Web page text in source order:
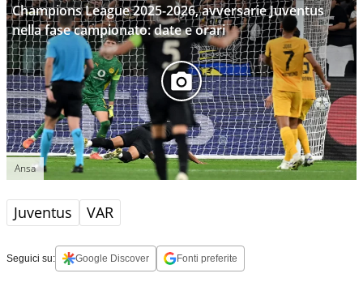
Champions League 2025-2026, avversarie Juventus
nella fase campionato: date e orari
Ansa
Juventus VAR
Seguici su: Google Discover Fonti preferite